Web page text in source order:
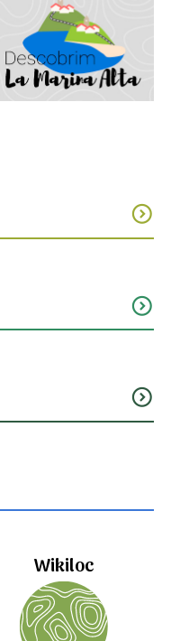
expand_circle_down
expand_circle_down
expand_circle_down
Wikiloc